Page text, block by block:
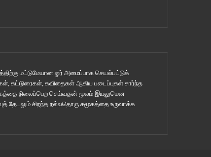
மட்டுமேயான ஓர் அமைப்பாக செயல்பட்டுக்
கட்டுரைகள், கவிதைகள் ஆகிய படைப்புகள் சார்ந்த
நிலைப்பெற செய்வதன் மூலம் இயலுமென
தேடலும் சிறந்த நல்லதொரு சமூகத்தை உருவாக்க